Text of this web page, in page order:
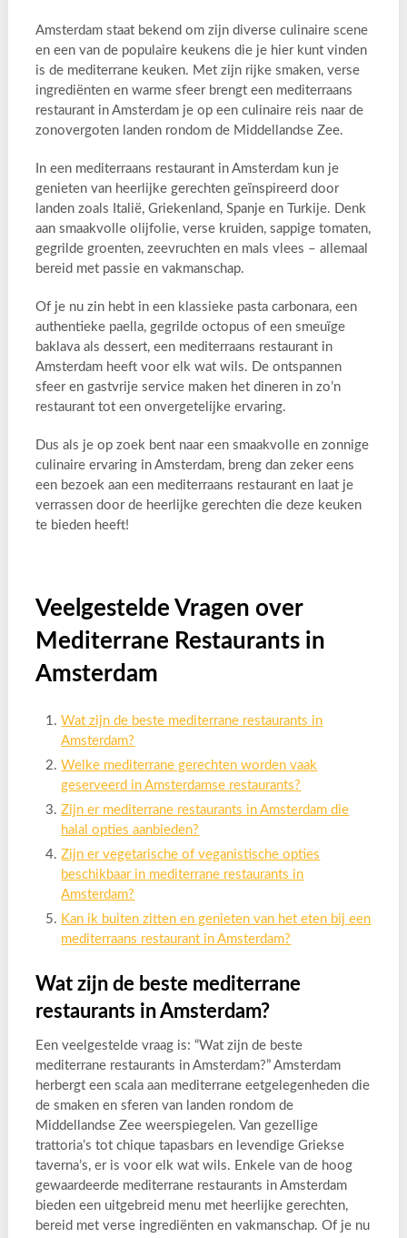
Amsterdam staat bekend om zijn diverse culinaire scene
en een van de populaire keukens die je hier kunt vinden
is de mediterrane keuken. Met zijn rijke smaken, verse
ingrediënten en warme sfeer brengt een mediterraans
restaurant in Amsterdam je op een culinaire reis naar de
zonovergoten landen rondom de Middellandse Zee.
In een mediterraans restaurant in Amsterdam kun je
genieten van heerlijke gerechten geïnspireerd door
landen zoals Italië, Griekenland, Spanje en Turkije. Denk
aan smaakvolle olijfolie, verse kruiden, sappige tomaten,
gegrilde groenten, zeevruchten en mals vlees – allemaal
bereid met passie en vakmanschap.
Of je nu zin hebt in een klassieke pasta carbonara, een
authentieke paella, gegrilde octopus of een smeuïge
baklava als dessert, een mediterraans restaurant in
Amsterdam heeft voor elk wat wils. De ontspannen
sfeer en gastvrije service maken het dineren in zo’n
restaurant tot een onvergetelijke ervaring.
Dus als je op zoek bent naar een smaakvolle en zonnige
culinaire ervaring in Amsterdam, breng dan zeker eens
een bezoek aan een mediterraans restaurant en laat je
verrassen door de heerlijke gerechten die deze keuken
te bieden heeft!
Veelgestelde Vragen over
Mediterrane Restaurants in
Amsterdam
Wat zijn de beste mediterrane restaurants in
Amsterdam?
Welke mediterrane gerechten worden vaak
geserveerd in Amsterdamse restaurants?
Zijn er mediterrane restaurants in Amsterdam die
halal opties aanbieden?
Zijn er vegetarische of veganistische opties
beschikbaar in mediterrane restaurants in
Amsterdam?
Kan ik buiten zitten en genieten van het eten bij een
mediterraans restaurant in Amsterdam?
Wat zijn de beste mediterrane
restaurants in Amsterdam?
Een veelgestelde vraag is: “Wat zijn de beste
mediterrane restaurants in Amsterdam?” Amsterdam
herbergt een scala aan mediterrane eetgelegenheden die
de smaken en sferen van landen rondom de
Middellandse Zee weerspiegelen. Van gezellige
trattoria’s tot chique tapasbars en levendige Griekse
taverna’s, er is voor elk wat wils. Enkele van de hoog
gewaardeerde mediterrane restaurants in Amsterdam
bieden een uitgebreid menu met heerlijke gerechten,
bereid met verse ingrediënten en vakmanschap. Of je nu